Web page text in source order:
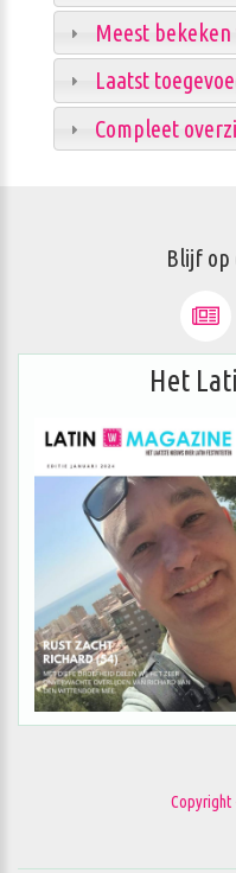
Meest bekeken
Laatst
Compleet
Blijf op
Het
Copyright